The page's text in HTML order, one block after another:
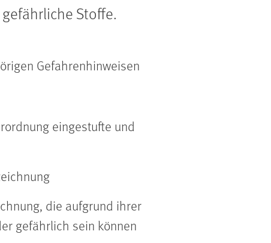
Stoffe.
Gefahrenhinweisen
eingestufte und
die aufgrund ihrer
gefährlich sein können